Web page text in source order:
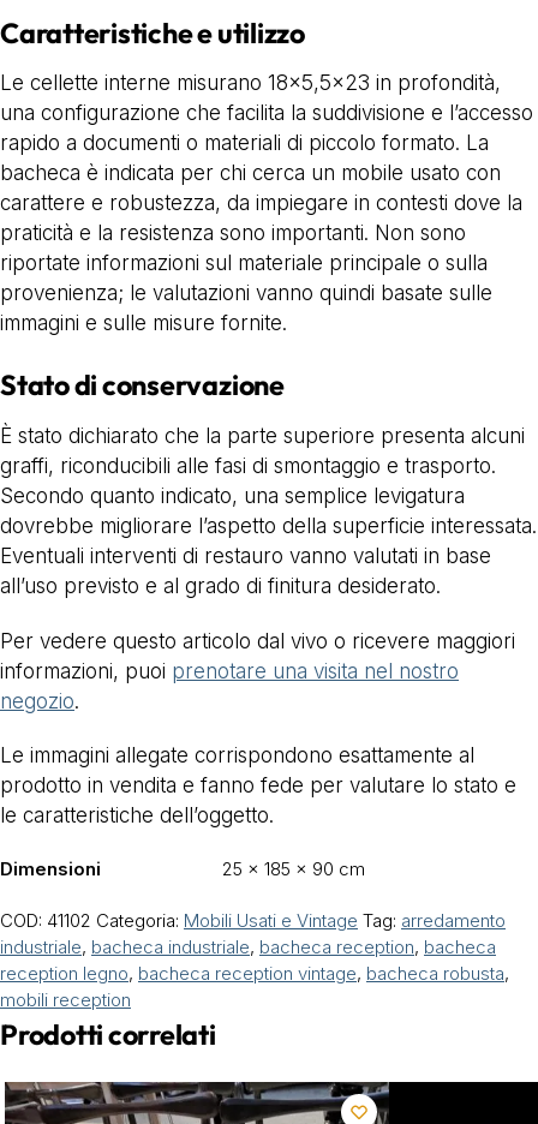
Caratteristiche e utilizzo
Le cellette interne misurano 18×5,5×23 in profondità,
una configurazione che facilita la suddivisione e l’accesso
rapido a documenti o materiali di piccolo formato. La
bacheca è indicata per chi cerca un mobile usato con
carattere e robustezza, da impiegare in contesti dove la
praticità e la resistenza sono importanti. Non sono
riportate informazioni sul materiale principale o sulla
provenienza; le valutazioni vanno quindi basate sulle
immagini e sulle misure fornite.
Stato di conservazione
È stato dichiarato che la parte superiore presenta alcuni
graffi, riconducibili alle fasi di smontaggio e trasporto.
Secondo quanto indicato, una semplice levigatura
dovrebbe migliorare l’aspetto della superficie interessata.
Eventuali interventi di restauro vanno valutati in base
all’uso previsto e al grado di finitura desiderato.
Per vedere questo articolo dal vivo o ricevere maggiori
informazioni, puoi prenotare una visita nel nostro
negozio.
Le immagini allegate corrispondono esattamente al
prodotto in vendita e fanno fede per valutare lo stato e
le caratteristiche dell’oggetto.
Dimensioni 25 × 185 × 90 cm
COD: 41102 Categoria: Mobili Usati e Vintage Tag: arredamento
industriale, bacheca industriale, bacheca reception, bacheca
reception legno, bacheca reception vintage, bacheca robusta,
mobili reception
Prodotti correlati